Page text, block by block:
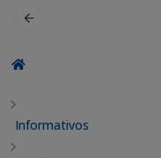
Informativos